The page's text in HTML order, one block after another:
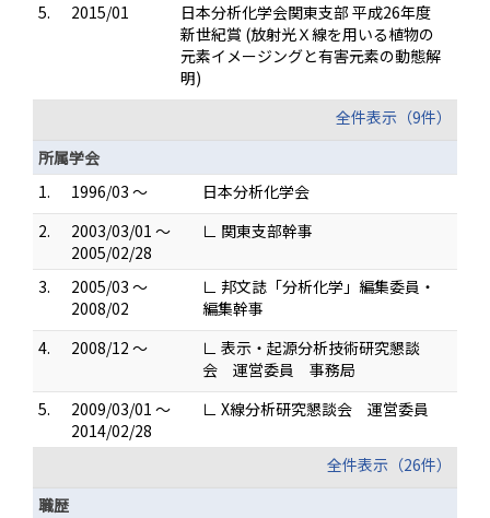
5.
2015/01
日本分析化学会関東支部 平成26年度
新世紀賞 (放射光Ｘ線を用いる植物の
元素イメージングと有害元素の動態解
明)
全件表示（9件）
所属学会
1.
1996/03 ～
日本分析化学会
2.
2003/03/01 ～
2005/02/28
∟ 関東支部幹事
3.
2005/03 ～
2008/02
∟ 邦文誌「分析化学」編集委員・
編集幹事
4.
2008/12 ～
∟ 表示・起源分析技術研究懇談
会 運営委員 事務局
5.
2009/03/01 ～
2014/02/28
∟ X線分析研究懇談会 運営委員
全件表示（26件）
職歴